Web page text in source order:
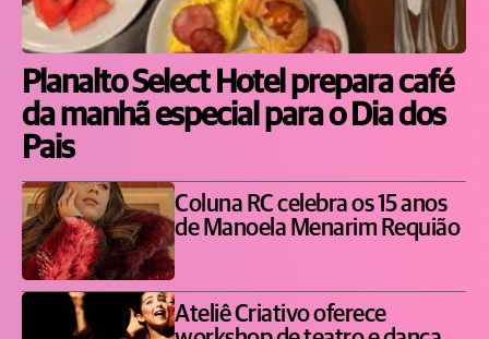
Planalto Select Hotel prepara café
da manhã especial para o Dia dos
Pais
Coluna RC celebra os 15 anos
de Manoela Menarim Requião
Ateliê Criativo oferece